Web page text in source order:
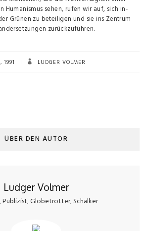
Humanismus sehen, rufen wir auf, sich in­
Grünen zu beteiligen und sie ins Zentrum
zurückzuführen.
1991 LUDGER VOLMER
ÜBER DEN AUTOR
Ludger Volmer
Globetrotter, Schalker